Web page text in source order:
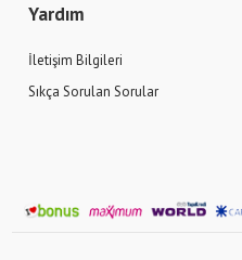
Yardım
İletişim Bilgileri
Sıkça Sorulan Sorular